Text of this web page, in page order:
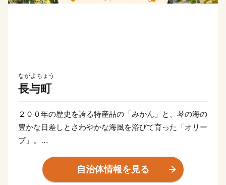
ながよちょう
長与町
２００年の歴史を誇る特産品の「みかん」と、琴の海の
豊かな日差しとさわやかな海風を浴びて育った「オリー
ブ」。
どこにでもあるような、でもここにしかない景色があり
自治体情報を見る